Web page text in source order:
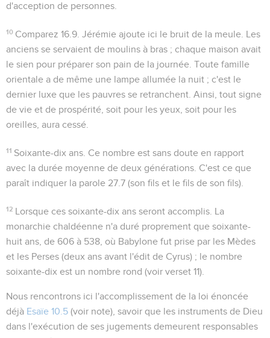
d'acception de personnes.
10 Comparez16.9 . Jérémie ajoute ici le bruit de la meule . Les
anciens se servaient de moulins à bras ; chaque maison avait
le sien pour préparer son pain de la journée. Toute famille
orientale a de même une lampe allumée la nuit ; c'est le
dernier luxe que les pauvres se retranchent. Ainsi, tout signe
de vie et de prospérité, soit pour les yeux, soit pour les
oreilles, aura cessé.
11 Soixante-dix ans . Ce nombre est sans doute en rapport
avec la durée moyenne de deux générations. C'est ce que
paraît indiquer la parole 27.7 (son fils et le fils de son fils).
12 Lorsque ces soixante-dix ans seront accomplis . La
monarchie chaldéenne n'a duré proprement que soixante-
huit ans, de 606 à 538, où Babylone fut prise par les Mèdes
et les Perses (deux ans avant l'édit de Cyrus) ; le nombre
soixante-dix est un nombre rond (voir verset 11).
Nous rencontrons ici l'accomplissement de la loi énoncée
déjà Esaïe 10.5 (voir note), savoir que les instruments de Dieu
dans l'exécution de ses jugements demeurent responsables